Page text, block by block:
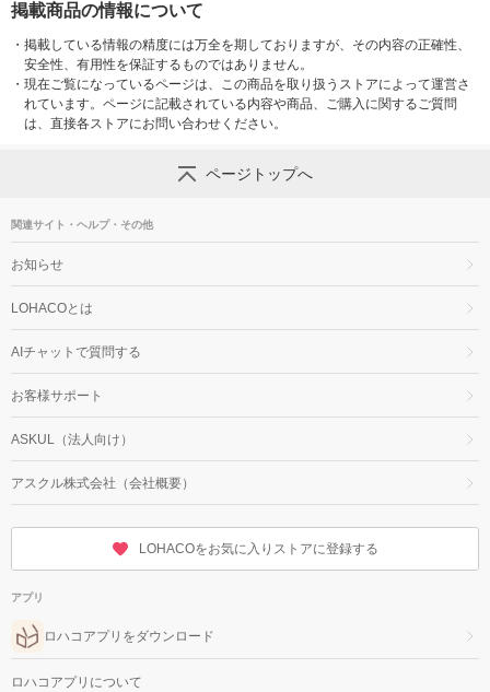
掲載商品の情報について
・ 掲載している情報の精度には万全を期しておりますが、その内容の正確性、
安全性、有用性を保証するものではありません。
・ 現在ご覧になっているページは、この商品を取り扱うストアによって運営さ
れています。ページに記載されている内容や商品、ご購入に関するご質問
は、直接各ストアにお問い合わせください。
ページトップへ
関連サイト・ヘルプ・その他
お知らせ
LOHACOとは
AIチャットで質問する
お客様サポート
ASKUL（法人向け）
アスクル株式会社（会社概要）
LOHACOをお気に入りストアに登録する
アプリ
ロハコアプリをダウンロード
ロハコアプリについて